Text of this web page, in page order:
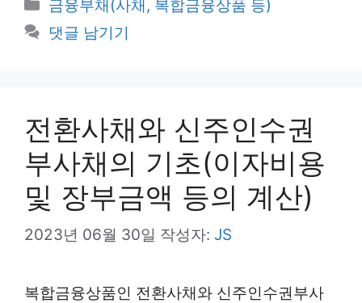
테
금융부채(사채, 복합금융상품 등)
댓글 남기기
전환사채와 신주인수권
부사채의 기초(이자비용
및 장부금액 등의 계산)
2023년 06월 30일 작성자: JS
복합금융상품인 전환사채와 신주인수권부사